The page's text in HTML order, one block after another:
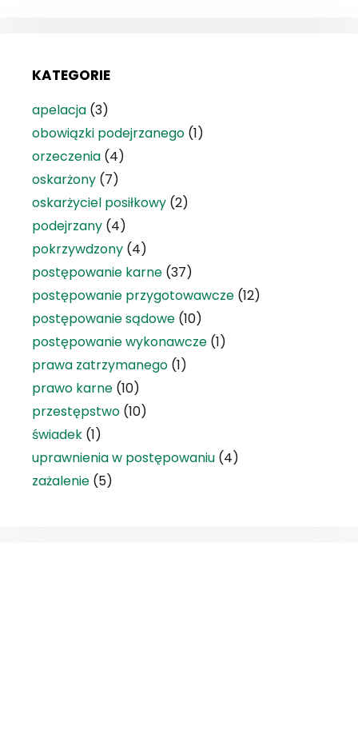
KATEGORIE
apelacja (3)
obowiązki podejrzanego (1)
orzeczenia (4)
oskarżony (7)
oskarżyciel posiłkowy (2)
podejrzany (4)
pokrzywdzony (4)
postępowanie karne (37)
postępowanie przygotowawcze (12)
postępowanie sądowe (10)
postępowanie wykonawcze (1)
prawa zatrzymanego (1)
prawo karne (10)
przestępstwo (10)
świadek (1)
uprawnienia w postępowaniu (4)
zażalenie (5)